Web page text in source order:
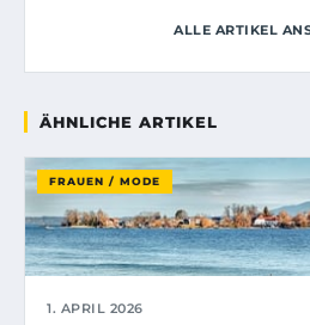
ALLE ARTIKEL
ÄHNLICHE ARTIKEL
FRAUEN / MODE
1. APRIL 2026